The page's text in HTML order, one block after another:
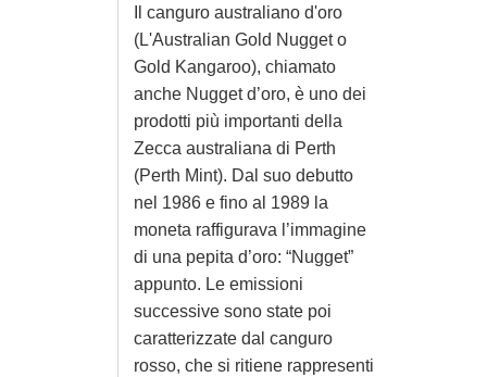
Il canguro australiano d'oro
(L'Australian Gold Nugget o
Gold Kangaroo), chiamato
anche Nugget d’oro, è uno dei
prodotti più importanti della
Zecca australiana di Perth
(Perth Mint). Dal suo debutto
nel 1986 e fino al 1989 la
moneta raffigurava l’immagine
di una pepita d’oro: “Nugget”
appunto. Le emissioni
successive sono state poi
caratterizzate dal canguro
rosso, che si ritiene rappresenti